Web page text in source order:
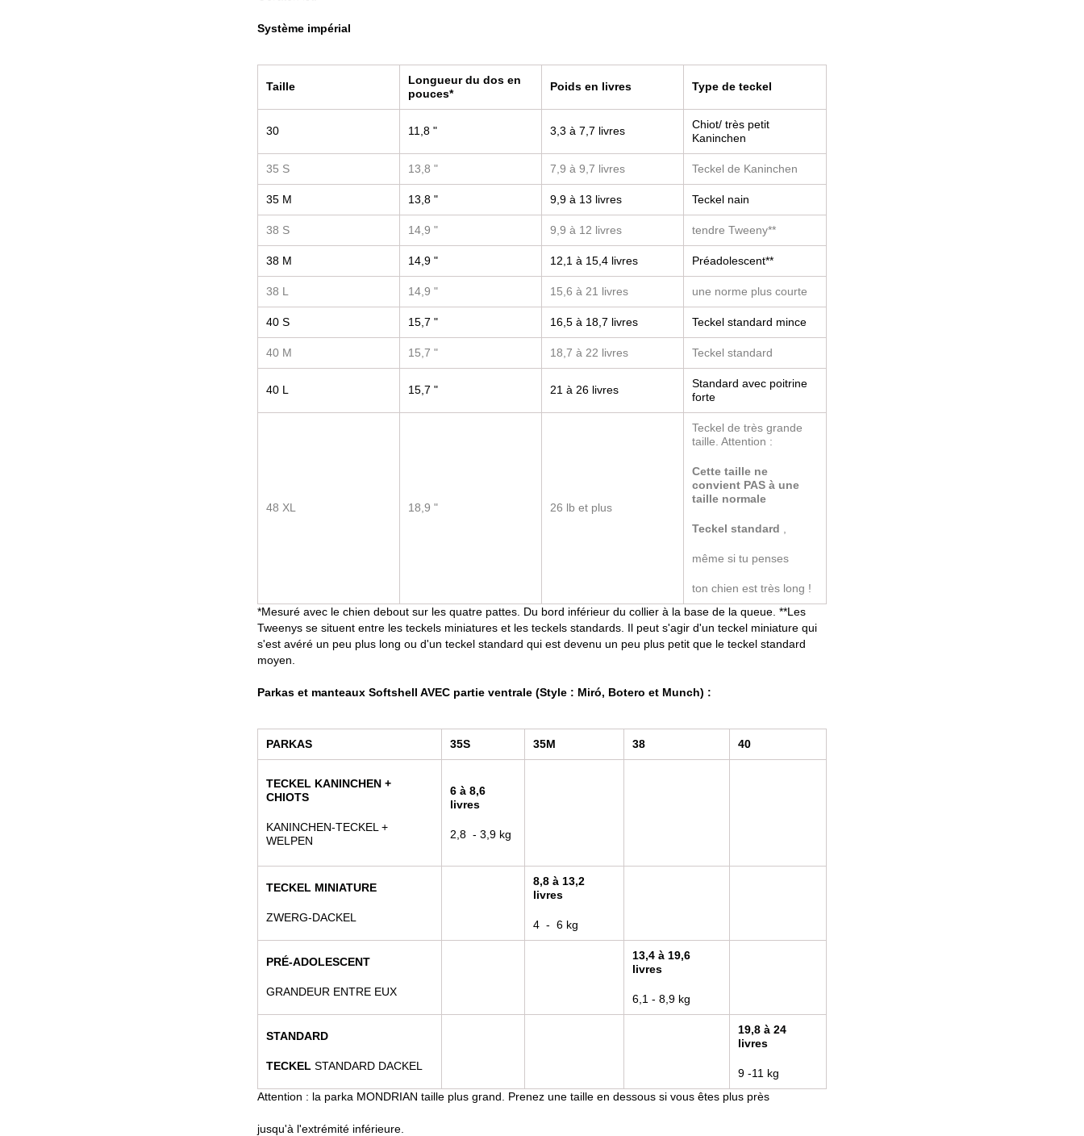
Système impérial
Taille
Longueur du dos en
pouces*
Poids en livres Type de teckel
30 11,8 " 3,3 à 7,7 livres
Chiot/ très petit
Kaninchen
35 S 13,8 " 7,9 à 9,7 livres Teckel de Kaninchen
35 M 13,8 " 9,9 à 13 livres Teckel nain
38 S 14,9 " 9,9 à 12 livres tendre Tweeny**
38 M 14,9 " 12,1 à 15,4 livres Préadolescent**
38 L 14,9 " 15,6 à 21 livres une norme plus courte
40 S 15,7 " 16,5 à 18,7 livres Teckel standard mince
40 M 15,7 " 18,7 à 22 livres Teckel standard
40 L 15,7 " 21 à 26 livres
Standard avec poitrine
forte
48 XL 18,9 " 26 lb et plus
Teckel de très grande
taille. Attention :
Cette taille ne
convient PAS à une
taille normale
Teckel standard
même si tu penses
ton chien est très long !
*Mesuré avec le chien debout sur les quatre pattes. Du bord inférieur du collier à la base de la queue. **Les
Tweenys se situent entre les teckels miniatures et les teckels standards. Il peut s'agir d'un teckel miniature qui
s'est avéré un peu plus long ou d'un teckel standard qui est devenu un peu plus petit que le teckel standard
moyen.
Parkas et manteaux Softshell AVEC partie ventrale (Style : Miró, Botero et Munch) :
PARKAS 35S 35M 38 40
TECKEL KANINCHEN +
CHIOTS
KANINCHEN-TECKEL +
WELPEN
6 à 8,6
livres
2,8 - 3,9 kg
TECKEL MINIATURE
ZWERG-DACKEL
8,8 à 13,2
livres
4 - 6 kg
PRÉ-ADOLESCENT
GRANDEUR ENTRE EUX
13,4 à 19,6
livres
6,1 - 8,9 kg
STANDARD
TECKEL STANDARD DACKEL
19,8 à 24
livres
9 -11 kg
Attention : la parka MONDRIAN taille plus grand. Prenez une taille en dessous si vous êtes plus près
jusqu'à l'extrémité inférieure.